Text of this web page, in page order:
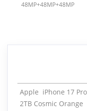
48MP+48MP+48MP
Apple iPhone 17
2TB Cosmic Orange